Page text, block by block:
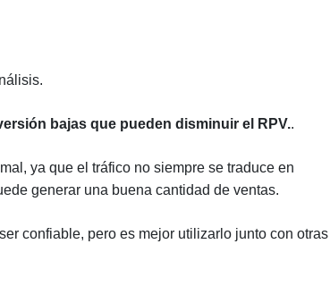
bajas que pueden disminuir el RPV..
ya que el tráfico no siempre se traduce en
generar una buena cantidad de ventas.
confiable, pero es mejor utilizarlo junto con otras